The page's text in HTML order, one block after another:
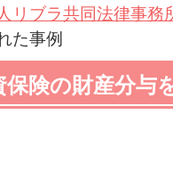
リブラ共同法律事務
た事例
保険の財産分与